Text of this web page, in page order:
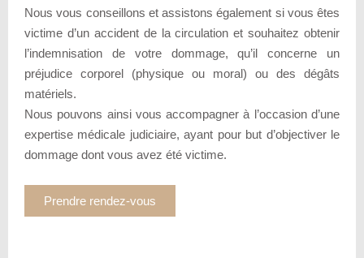
Nous vous conseillons et assistons également si vous êtes
victime d’un accident de la circulation et souhaitez obtenir
l’indemnisation de votre dommage, qu’il concerne un
préjudice corporel (physique ou moral) ou des dégâts
matériels.
Nous pouvons ainsi vous accompagner à l’occasion d’une
expertise médicale judiciaire, ayant pour but d’objectiver le
dommage dont vous avez été victime.
Prendre rendez-vous